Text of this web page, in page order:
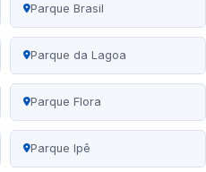
Parque Brasil
Parque da Lagoa
Parque Flora
Parque Ipê